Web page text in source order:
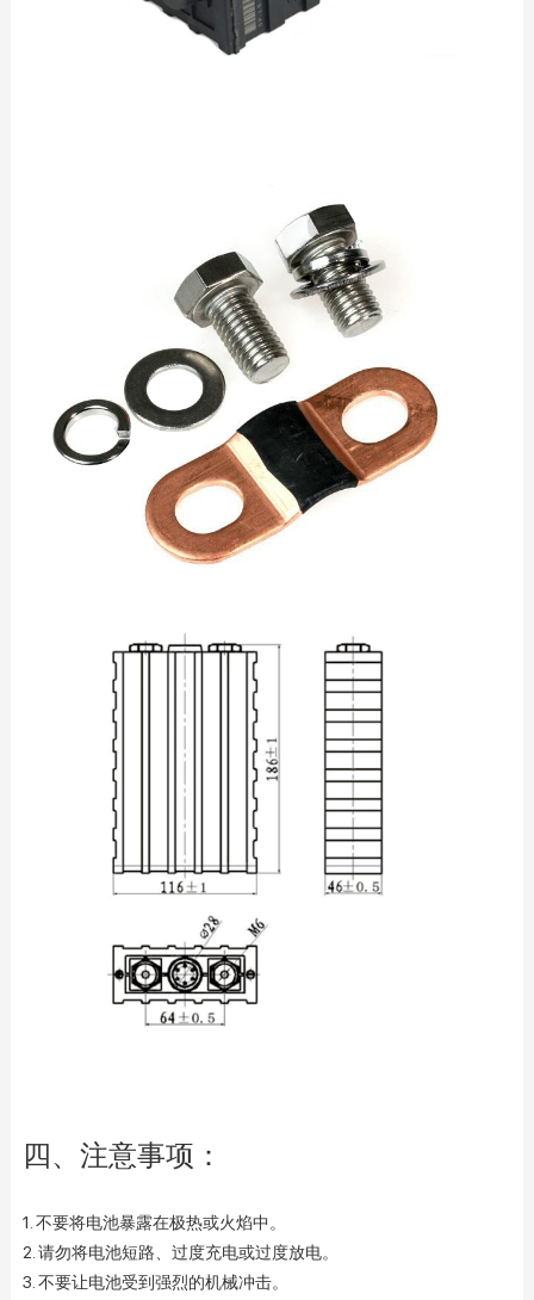
四、注意事项：
1. 不要将电池暴露在极热或火焰中。
2. 请勿将电池短路、过度充电或过度放电。
3. 不要让电池受到强烈的机械冲击。